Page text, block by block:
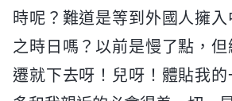
時呢？難道是等到外國人擁
之時日嗎？以前是慢了點，
遷就下去呀！兒呀！體貼我